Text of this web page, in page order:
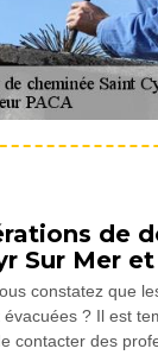
de
Sur Mer
constatez que
évacuées ? Il est
contacter des